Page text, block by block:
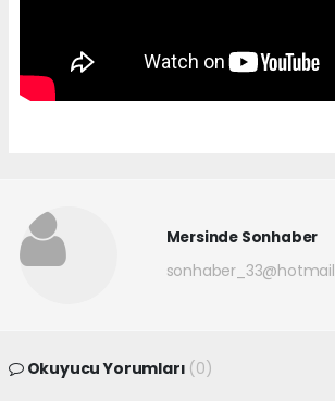
Mersinde Sonhaber
Okuyucu Yorumları (0)